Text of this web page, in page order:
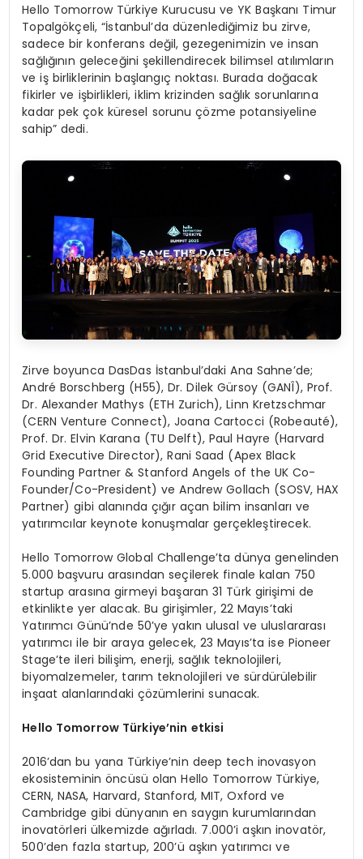
Hello Tomorrow Türkiye Kurucusu ve YK Başkanı Timur
Topalgökçeli, “İstanbul’da düzenlediğimiz bu zirve,
sadece bir konferans değil, gezegenimizin ve insan
sağlığının geleceğini şekillendirecek bilimsel atılımların
ve iş birliklerinin başlangıç noktası. Burada doğacak
fikirler ve işbirlikleri, iklim krizinden sağlık sorunlarına
kadar pek çok küresel sorunu çözme potansiyeline
sahip” dedi.
Zirve boyunca DasDas İstanbul’daki Ana Sahne’de;
André Borschberg (H55), Dr. Dilek Gürsoy (GANÎ), Prof.
Dr. Alexander Mathys (ETH Zurich), Linn Kretzschmar
(CERN Venture Connect), Joana Cartocci (Robeauté),
Prof. Dr. Elvin Karana (TU Delft), Paul Hayre (Harvard
Grid Executive Director), Rani Saad (Apex Black
Founding Partner & Stanford Angels of the UK Co-
Founder/Co-President) ve Andrew Gollach (SOSV, HAX
Partner) gibi alanında çığır açan bilim insanları ve
yatırımcılar keynote konuşmalar gerçekleştirecek.
Hello Tomorrow Global Challenge’ta dünya genelinden
5.000 başvuru arasından seçilerek finale kalan 750
startup arasına girmeyi başaran 31 Türk girişimi de
etkinlikte yer alacak. Bu girişimler, 22 Mayıs’taki
Yatırımcı Günü’nde 50’ye yakın ulusal ve uluslararası
yatırımcı ile bir araya gelecek, 23 Mayıs’ta ise Pioneer
Stage’te ileri bilişim, enerji, sağlık teknolojileri,
biyomalzemeler, tarım teknolojileri ve sürdürülebilir
inşaat alanlarındaki çözümlerini sunacak.
Hello Tomorrow Türkiye’nin etkisi
2016’dan bu yana Türkiye’nin deep tech inovasyon
ekosisteminin öncüsü olan Hello Tomorrow Türkiye,
CERN, NASA, Harvard, Stanford, MIT, Oxford ve
Cambridge gibi dünyanın en saygın kurumlarından
inovatörleri ülkemizde ağırladı. 7.000’i aşkın inovatör,
500’den fazla startup, 200’ü aşkın yatırımcı ve